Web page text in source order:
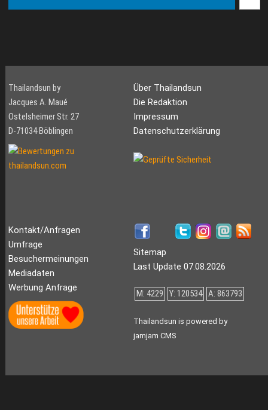
Thailandsun by
Jacques A. Maué
Ostelsheimer Str. 27
D-71034 Böblingen
Über Thailandsun
Die Redaktion
Impressum
Datenschutzerklärung
Kontakt/Anfragen
Umfrage
Besuchermeinungen
Mediadaten
Werbung Anfrage
Sitemap
Last Update 07.08.2026
M: 4229 Y: 120534 A: 863793
Thailandsun is powered by
jamjam CMS